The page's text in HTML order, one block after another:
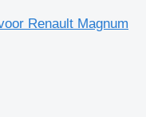
Renault Magnum